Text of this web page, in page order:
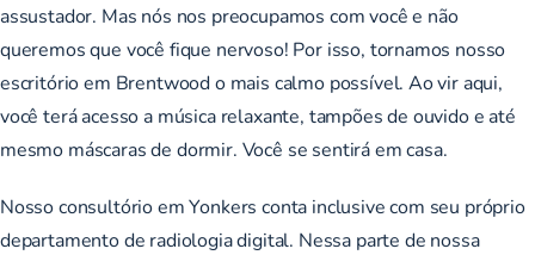
assustador. Mas nós nos preocupamos com você e não
queremos que você fique nervoso! Por isso, tornamos nosso
escritório em Brentwood o mais calmo possível. Ao vir aqui,
você terá acesso a música relaxante, tampões de ouvido e até
mesmo máscaras de dormir. Você se sentirá em casa.
Nosso consultório em Yonkers conta inclusive com seu próprio
departamento de radiologia digital. Nessa parte de nossa